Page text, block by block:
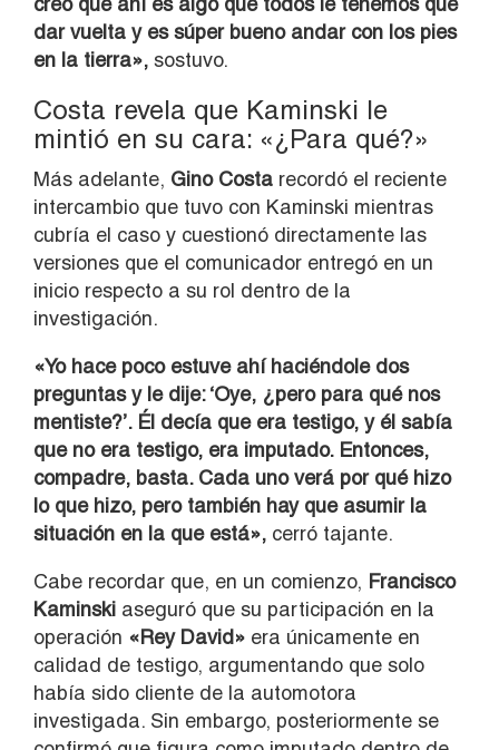
dar vuelta y es súper bueno andar con los pies
en la tierra», sostuvo.
Costa revela que Kaminski le
mintió en su cara: «¿Para qué?»
Más adelante, Gino Costa recordó el reciente
intercambio que tuvo con Kaminski mientras
cubría el caso y cuestionó directamente las
versiones que el comunicador entregó en un
inicio respecto a su rol dentro de la
investigación.
«Yo hace poco estuve ahí haciéndole dos
preguntas y le dije: ‘Oye, ¿pero para qué nos
mentiste?’. Él decía que era testigo, y él sabía
que no era testigo, era imputado. Entonces,
compadre, basta. Cada uno verá por qué hizo
lo que hizo, pero también hay que asumir la
situación en la que está», cerró tajante.
Cabe recordar que, en un comienzo, Francisco
Kaminski aseguró que su participación en la
operación «Rey David» era únicamente en
calidad de testigo, argumentando que solo
había sido cliente de la automotora
investigada. Sin embargo, posteriormente se